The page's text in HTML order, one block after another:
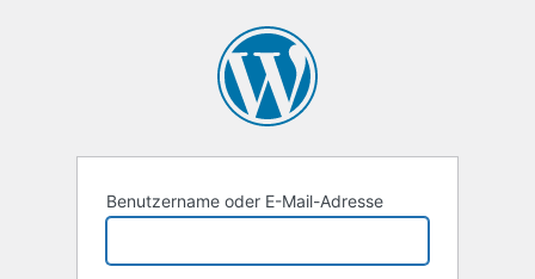
Benutzername oder E-Mail-Adresse